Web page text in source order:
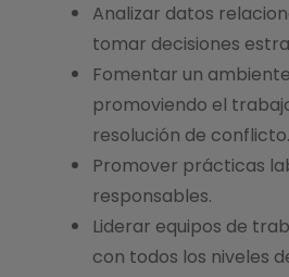
Analizar datos
tomar decisiones
Fomentar un
promoviendo el
resolución de conflicto.
Promover prácticas
responsables.
Liderar equipos de
con todos los niveles